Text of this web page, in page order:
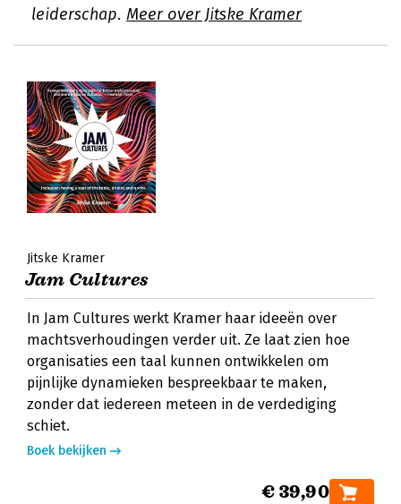
leiderschap. Meer over Jitske Kramer
Jitske Kramer
Jam Cultures
In Jam Cultures werkt Kramer haar ideeën over
machtsverhoudingen verder uit. Ze laat zien hoe
organisaties een taal kunnen ontwikkelen om
pijnlijke dynamieken bespreekbaar te maken,
zonder dat iedereen meteen in de verdediging
schiet.
Boek bekijken
€ 39,90